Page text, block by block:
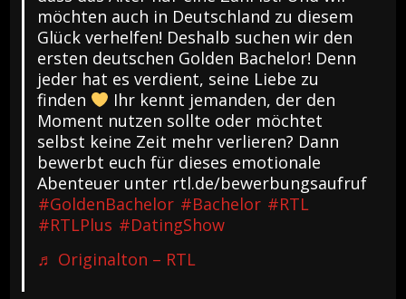
möchten auch in Deutschland zu diesem
Glück verhelfen! Deshalb suchen wir den
ersten deutschen Golden Bachelor! Denn
jeder hat es verdient, seine Liebe zu
finden
Ihr kennt jemanden, der den
Moment nutzen sollte oder möchtet
selbst keine Zeit mehr verlieren? Dann
bewerbt euch für dieses emotionale
Abenteuer unter rtl.de/bewerbungsaufruf
#GoldenBachelor #Bachelor #RTL
#RTLPlus #DatingShow
♬ Originalton – RTL